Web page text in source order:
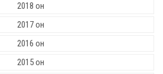
2018 он
2017 он
2016 он
2015 он